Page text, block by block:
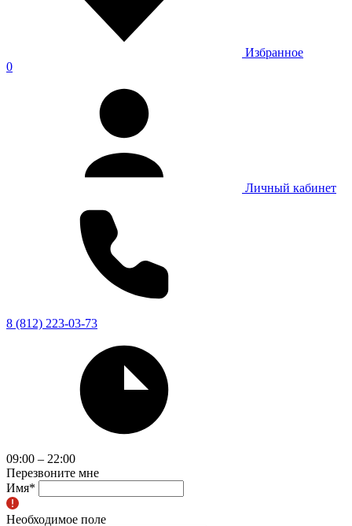
Избранное
0
Личный кабинет
8 (812) 223-03-73
09:00 – 22:00
Перезвоните мне
Имя*
Необходимое поле